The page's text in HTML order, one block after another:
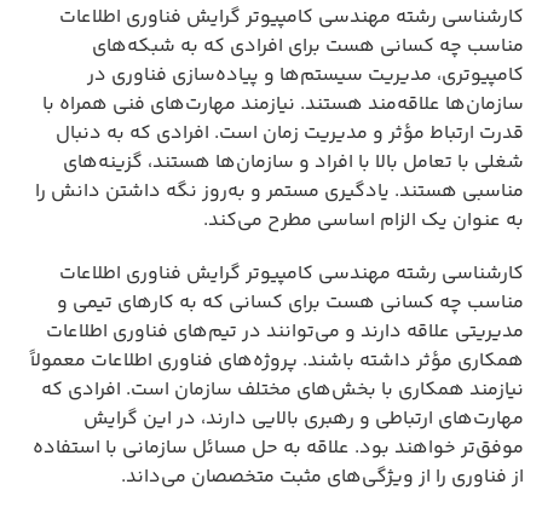
کارشناسی رشته مهندسی کامپیوتر گرایش فناوری اطلاعات
مناسب چه کسانی هست برای افرادی که به شبکه‌های
کامپیوتری، مدیریت سیستم‌ها و پیاده‌سازی فناوری در
سازمان‌ها علاقه‌مند هستند. نیازمند مهارت‌های فنی همراه با
قدرت ارتباط مؤثر و مدیریت زمان است. افرادی که به دنبال
شغلی با تعامل بالا با افراد و سازمان‌ها هستند، گزینه‌های
مناسبی هستند. یادگیری مستمر و به‌روز نگه داشتن دانش را
به عنوان یک الزام اساسی مطرح می‌کند.
کارشناسی رشته مهندسی کامپیوتر گرایش فناوری اطلاعات
مناسب چه کسانی هست برای کسانی که به کارهای تیمی و
مدیریتی علاقه دارند و می‌توانند در تیم‌های فناوری اطلاعات
همکاری مؤثر داشته باشند. پروژه‌های فناوری اطلاعات معمولاً
نیازمند همکاری با بخش‌های مختلف سازمان است. افرادی که
مهارت‌های ارتباطی و رهبری بالایی دارند، در این گرایش
موفق‌تر خواهند بود. علاقه به حل مسائل سازمانی با استفاده
از فناوری را از ویژگی‌های مثبت متخصصان می‌داند.